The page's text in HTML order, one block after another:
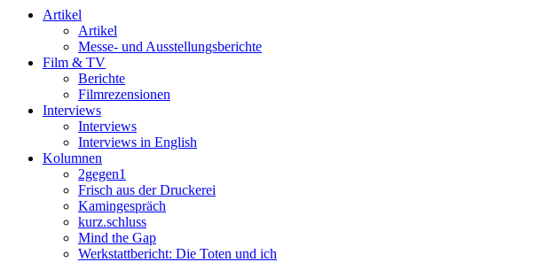
Artikel
Artikel
Messe- und Ausstellungsberichte
Film & TV
Berichte
Filmrezensionen
Interviews
Interviews
Interviews in English
Kolumnen
2gegen1
Frisch aus der Druckerei
Kamingespräch
kurz.schluss
Mind the Gap
Werkstattbericht: Die Toten und ich